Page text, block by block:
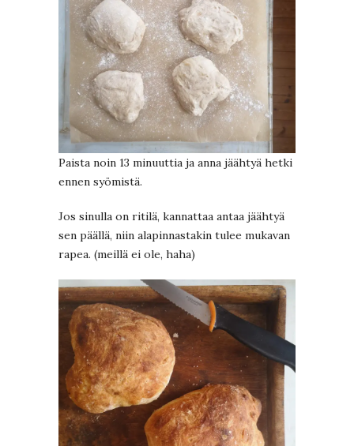
Paista noin 13 minuuttia ja anna jäähtyä hetki
ennen syömistä.
Jos sinulla on ritilä, kannattaa antaa jäähtyä
sen päällä, niin alapinnastakin tulee mukavan
rapea. (meillä ei ole, haha)